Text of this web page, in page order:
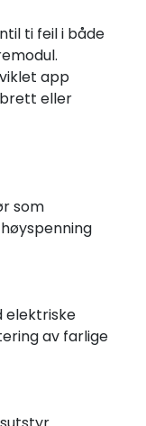
ti feil i både
app
eller
som
elektriske
av farlige